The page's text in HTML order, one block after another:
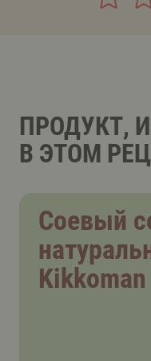
ПРОДУКТ,
В ЭТОМ
Соевый
Kikkoman